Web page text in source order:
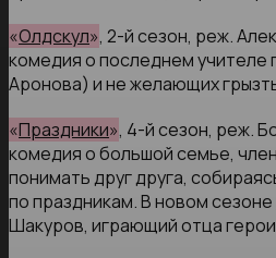
«Олдскул», 2-й сезон, реж.
комедия о последнем
Аронова) и не желающих
«Праздники», 4-й сезон, реж.
комедия о большой семье,
понимать друг друга,
по праздникам. В новом сезоне
Шакуров, играющий отца